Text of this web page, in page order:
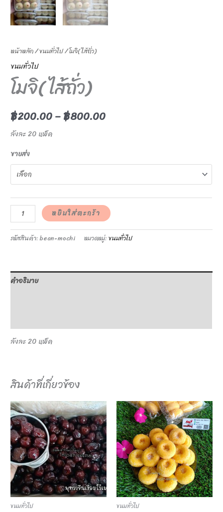
หน้าหลัก/ขนมทั่วไป/ โมจิ( ไส้ถั่ว)
ขนมทั่วไป
โมจิ( ไส้ถั่ว)
฿200.00–฿800.00
ลังละ 20 แพ็ค
ขายส่ง
หยิบใส่ตะกร้า
รหัสสินค้า:bean-mochi หมวดหมู่:ขนมทั่วไป
คำอธิบาย
ลังละ 20 แพ็ค
สินค้าที่เกี่ยวข้อง
ขนมทั่วไป
This
product
has
multiple
variants.
The
options
may
ขนมทั่วไป
This
product
has
multiple
variants.
The
options
may